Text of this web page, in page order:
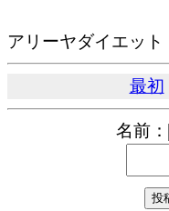
アリーヤダイエット
最初
名前：